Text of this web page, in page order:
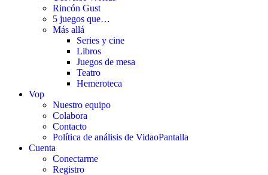
Rincón Gust
5 juegos que…
Más allá
Series y cine
Libros
Juegos de mesa
Teatro
Hemeroteca
Vop
Nuestro equipo
Colabora
Contacto
Política de análisis de VidaoPantalla
Cuenta
Conectarme
Registro